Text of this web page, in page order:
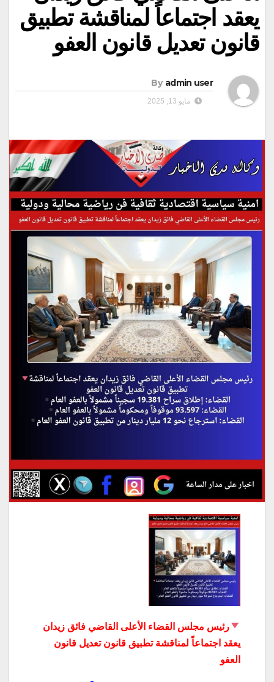
يعقد اجتماعاً لمناقشة تطبيق
قانون تعديل قانون العفو
By admin user
مايو 13, 2025
رئيس مجلس القضاء الأعلى القاضي فائق زيدان
يعقد اجتماعاً لمناقشة تطبيق قانون تعديل قانون
العفو